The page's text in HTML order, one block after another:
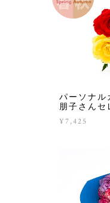
パーソナル
朋子さんセ
¥7,425